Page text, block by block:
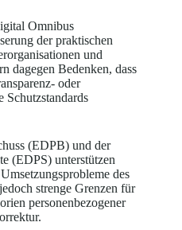
Omnibus
der praktischen
und
dagegen Bedenken, dass
oder
Schutzstandards
(EDPB) und der
(EDPS) unterstützen
des
strenge Grenzen für
personenbezogener